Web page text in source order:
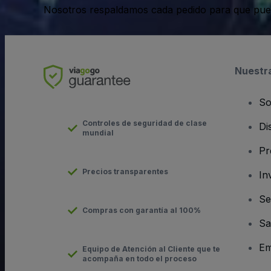
Nosotros respaldamos cada pedido para que
Controles de seguridad de clase
mundial
Precios transparentes
Compras con garantía al 100%
Equipo de Atención al Cliente que te
acompaña en todo el proceso